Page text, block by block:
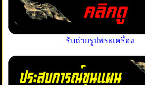
รับถ่ายรูปพระเครื่อง